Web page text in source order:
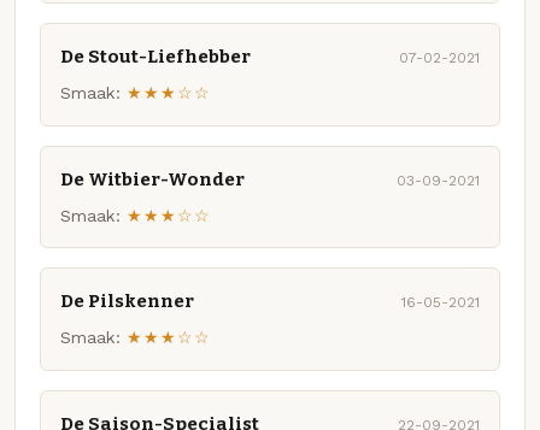
De Stout-Liefhebber 07-02-2021
Smaak: ★★★☆☆
De Witbier-Wonder 03-09-2021
Smaak: ★★★☆☆
De Pilskenner 16-05-2021
Smaak: ★★★☆☆
De Saison-Specialist 22-09-2021